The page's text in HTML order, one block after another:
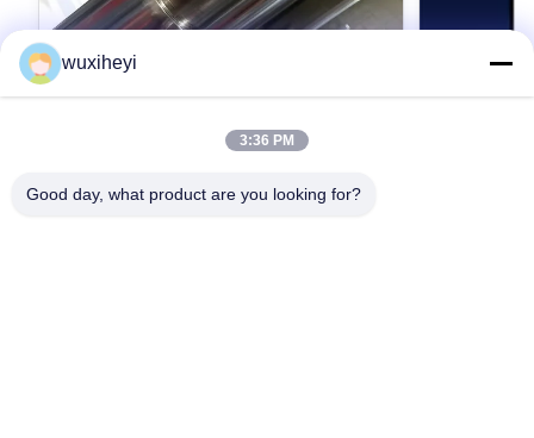
스톤간 크롬 도금
wuxiheyi
3:36 PM
Good day, what product are you looking for?